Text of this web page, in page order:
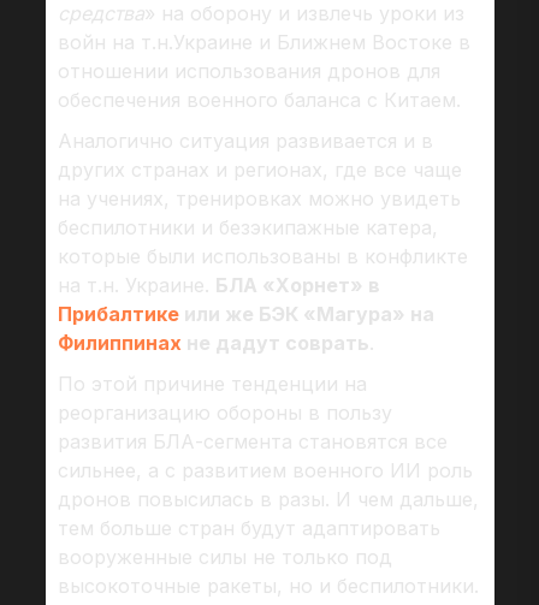
средства» на оборону и извлечь уроки из
войн на т.н.Украине и Ближнем Востоке в
отношении использования дронов для
обеспечения военного баланса с Китаем.
Аналогично ситуация развивается и в
других странах и регионах, где все чаще
на учениях, тренировках можно увидеть
беспилотники и безэкипажные катера,
которые были использованы в конфликте
на т.н. Украине. БЛА «Хорнет» в
Прибалтикеили же БЭК «Магура» на
Филиппинах не дадут соврать.
По этой причине тенденции на
реорганизацию обороны в пользу
развития БЛА-сегмента становятся все
сильнее, а с развитием военного ИИ роль
дронов повысилась в разы. И чем дальше,
тем больше стран будут адаптировать
вооруженные силы не только под
высокоточные ракеты, но и беспилотники.